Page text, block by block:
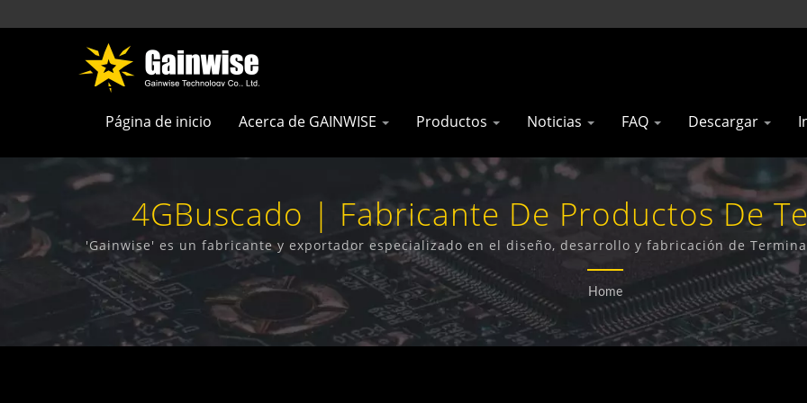
Página de inicio Acerca de GAINWISE Productos Noticias FAQ Descargar
4GBuscado | Fabricante De Productos De
Hechos En Taiwán | 'Gainwise
'Gainwise' es un fabricante y exportador especializado en el diseño, desarrollo y fabricación de
para Puertas, Abrepuertas 4G y Detectores de Humo 4G.
Home